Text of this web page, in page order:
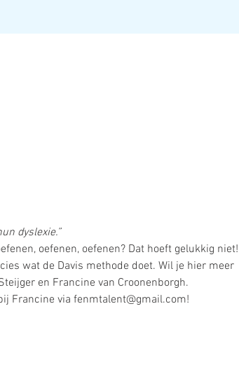
dyslexie.”
oefenen, oefenen? Dat hoeft gelukkig niet!
wat de Davis methode doet. Wil je hier meer
en Francine van Croonenborgh.
Francine via fenmtalent@gmail.com!